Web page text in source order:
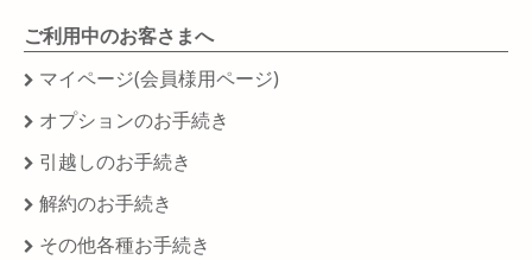
ご利用中のお客さまへ
マイページ(会員様用ページ)
オプションのお手続き
引越しのお手続き
解約のお手続き
その他各種お手続き